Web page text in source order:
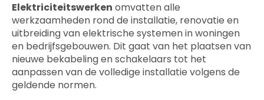
Elektriciteitswerken omvatten alle
werkzaamheden rond de installatie, renovatie en
uitbreiding van elektrische systemen in woningen
en bedrijfsgebouwen. Dit gaat van het plaatsen van
nieuwe bekabeling en schakelaars tot het
aanpassen van de volledige installatie volgens de
geldende normen.